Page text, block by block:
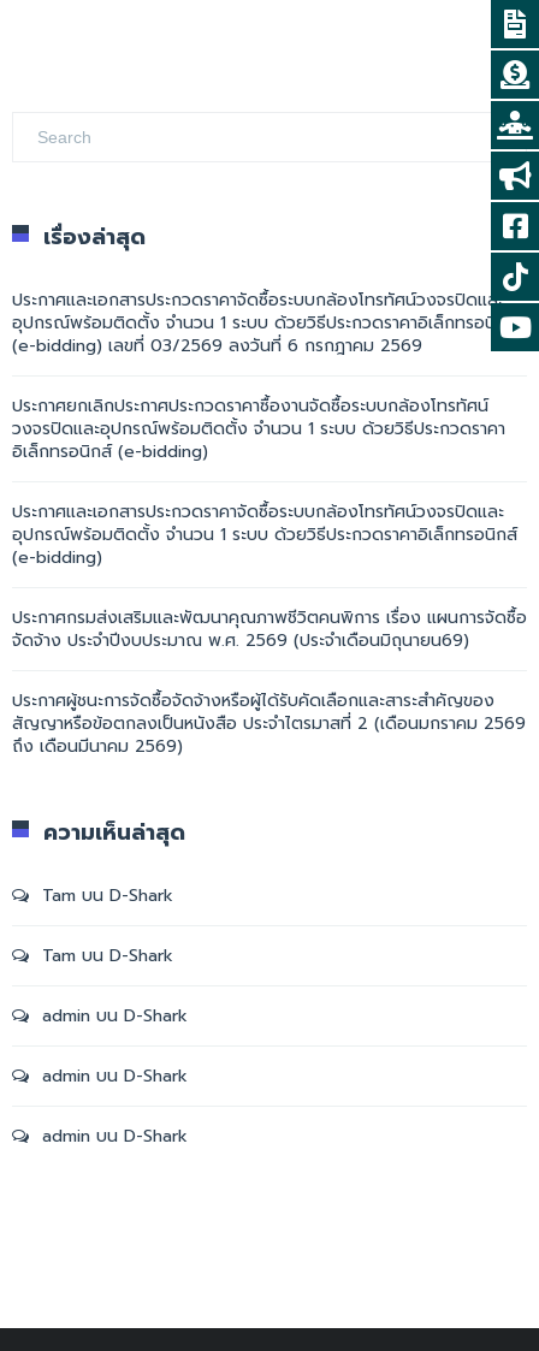
เรื่องล่าสุด
ประกาศและเอกสารประกวดราคาจัดซื้อระบบกล้องโทรทัศน์วงจรปิดและ
อุปกรณ์พร้อมติดตั้ง จำนวน 1 ระบบ ด้วยวิธีประกวดราคาอิเล็กทรอนิกส์
(e-bidding) เลขที่ 03/2569 ลงวันที่ 6 กรกฎาคม 2569
ประกาศยกเลิกประกาศประกวดราคาซื้องานจัดซื้อระบบกล้องโทรทัศน์
วงจรปิดและอุปกรณ์พร้อมติดตั้ง จำนวน 1 ระบบ ด้วยวิธีประกวดราคา
อิเล็กทรอนิกส์ (e-bidding)
ประกาศและเอกสารประกวดราคาจัดซื้อระบบกล้องโทรทัศน์วงจรปิดและ
อุปกรณ์พร้อมติดตั้ง จำนวน 1 ระบบ ด้วยวิธีประกวดราคาอิเล็กทรอนิกส์
(e-bidding)
ประกาศกรมส่งเสริมและพัฒนาคุณภาพชีวิตคนพิการ เรื่อง แผนการจัดซื้อ
จัดจ้าง ประจำปีงบประมาณ พ.ศ. 2569 (ประจำเดือนมิถุนายน69)
ประกาศผู้ชนะการจัดซื้อจัดจ้างหรือผู้ได้รับคัดเลือกและสาระสำคัญของ
สัญญาหรือข้อตกลงเป็นหนังสือ ประจำไตรมาสที่ 2 (เดือนมกราคม 2569
ถึง เดือนมีนาคม 2569)
ความเห็นล่าสุด
Tam บน D-Shark
Tam บน D-Shark
admin บน D-Shark
admin บน D-Shark
admin บน D-Shark